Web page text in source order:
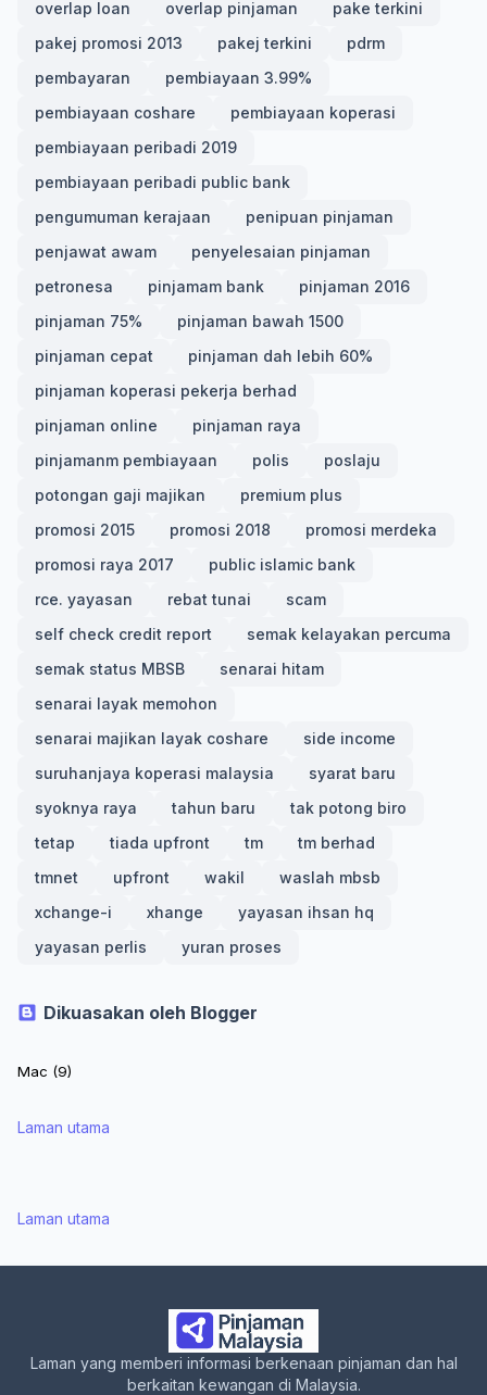
overlap loan
overlap pinjaman
pake terkini
pakej promosi 2013
pakej terkini
pdrm
pembayaran
pembiayaan 3.99%
pembiayaan coshare
pembiayaan koperasi
pembiayaan peribadi 2019
pembiayaan peribadi public bank
pengumuman kerajaan
penipuan pinjaman
penjawat awam
penyelesaian pinjaman
petronesa
pinjamam bank
pinjaman 2016
pinjaman 75%
pinjaman bawah 1500
pinjaman cepat
pinjaman dah lebih 60%
pinjaman koperasi pekerja berhad
pinjaman online
pinjaman raya
pinjamanm pembiayaan
polis
poslaju
potongan gaji majikan
premium plus
promosi 2015
promosi 2018
promosi merdeka
promosi raya 2017
public islamic bank
rce. yayasan
rebat tunai
scam
self check credit report
semak kelayakan percuma
semak status MBSB
senarai hitam
senarai layak memohon
senarai majikan layak coshare
side income
suruhanjaya koperasi malaysia
syarat baru
syoknya raya
tahun baru
tak potong biro
tetap
tiada upfront tm
tm berhad
tmnet
upfront wakil
waslah mbsb
xchange-i
xhange
yayasan ihsan hq
yayasan perlis
yuran proses
Dikuasakan oleh Blogger
Laman utama
Laman utama
Laman yang memberi informasi berkenaan pinjaman dan hal
berkaitan kewangan di Malaysia.